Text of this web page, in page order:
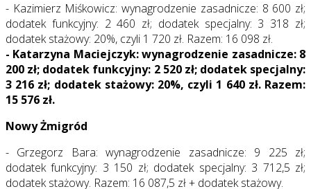
- Kazimierz Miśkowicz: wynagrodzenie zasadnicze: 8 600 zł;
dodatek funkcyjny: 2 460 zł; dodatek specjalny: 3 318 zł;
dodatek stażowy: 20%, czyli 1 720 zł. Razem: 16 098 zł.
- Katarzyna Maciejczyk: wynagrodzenie zasadnicze: 8
200 zł; dodatek funkcyjny: 2 520 zł; dodatek specjalny:
3 216 zł; dodatek stażowy: 20%, czyli 1 640 zł. Razem:
15 576 zł.
Nowy Żmigród
- Grzegorz Bara: wynagrodzenie zasadnicze: 9 225 zł;
dodatek funkcyjny: 3 150 zł; dodatek specjalny: 3 712,5 zł;
dodatek stażowy. Razem: 16 087,5 zł + dodatek stażowy.